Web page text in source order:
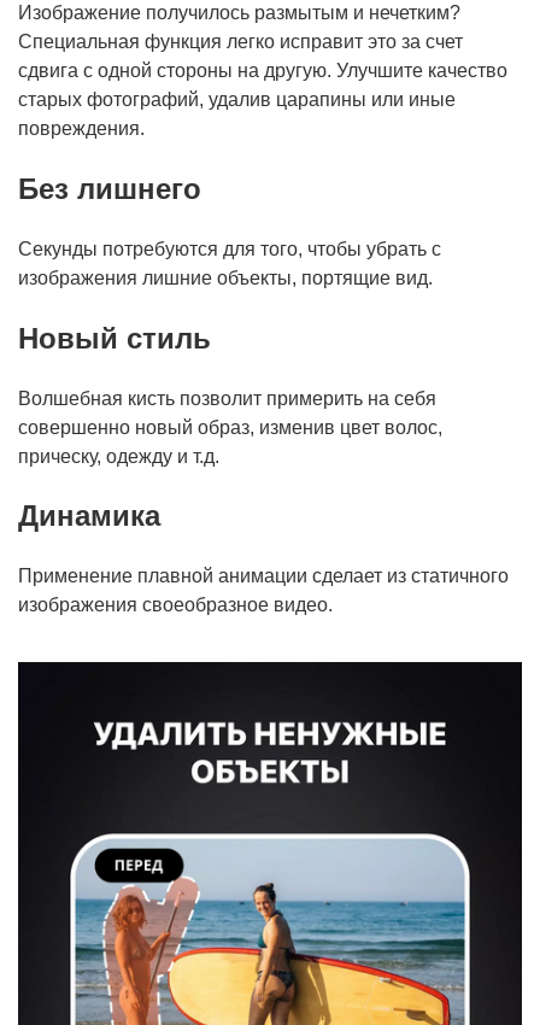
Изображение получилось размытым и нечетким?
Специальная функция легко исправит это за счет
сдвига с одной стороны на другую. Улучшите качество
старых фотографий, удалив царапины или иные
повреждения.
Без лишнего
Секунды потребуются для того, чтобы убрать с
изображения лишние объекты, портящие вид.
Новый стиль
Волшебная кисть позволит примерить на себя
совершенно новый образ, изменив цвет волос,
прическу, одежду и т.д.
Динамика
Применение плавной анимации сделает из статичного
изображения своеобразное видео.